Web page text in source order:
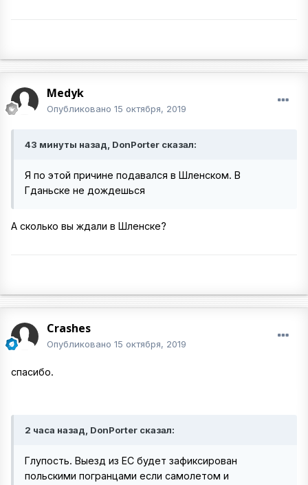
Medyk
Опубликовано 15 октября, 2019
43 минуты назад, DonPorter сказал:
Я по этой причине подавался в Шленском. В
Гданьске не дождешься
А сколько вы ждали в Шленске?
Crashes
Опубликовано 15 октября, 2019
спасибо.
2 часа назад, DonPorter сказал:
Глупость. Выезд из ЕС будет зафиксирован
польскими погранцами если самолетом и